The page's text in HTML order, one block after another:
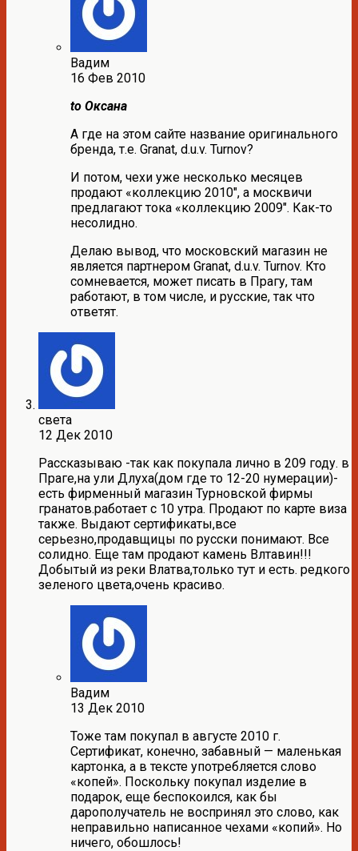
Вадим
16 Фев 2010
to Оксана
А где на этом сайте название оригинального
бренда, т.е. Granat, d.u.v. Turnov?
И потом, чехи уже несколько месяцев
продают «коллекцию 2010″, а москвичи
предлагают тока «коллекцию 2009″. Как-то
несолидно.
Делаю вывод, что московский магазин не
является партнером Granat, d.u.v. Turnov. Кто
сомневается, может писать в Прагу, там
работают, в том числе, и русские, так что
ответят.
света
12 Дек 2010
Рассказываю -так как покупала лично в 209 году. в
Праге,на ули Длуха(дом где то 12-20 нумерации)-
есть фирменный магазин Турновской фирмы
гранатов.работает с 10 утра. Продают по карте виза
также. Выдают сертификаты,все
серьезно,продавщицы по русски понимают. Все
солидно. Еще там продают камень Влтавин!!!
Добытый из реки Влатва,только тут и есть. редкого
зеленого цвета,очень красиво.
Вадим
13 Дек 2010
Тоже там покупал в августе 2010 г.
Сертификат, конечно, забавный — маленькая
картонка, а в тексте употребляется слово
«копей». Поскольку покупал изделие в
подарок, еще беспокоился, как бы
дарополучатель не воспринял это слово, как
неправильно написанное чехами «копий». Но
ничего, обошлось!